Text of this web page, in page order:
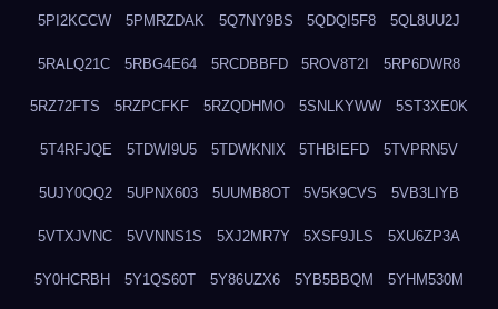
5PI2KCCW 5PMRZDAK 5Q7NY9BS 5QDQI5F8 5QL8UU2J
5RALQ21C 5RBG4E64 5RCDBBFD 5ROV8T2I 5RP6DWR8
5RZ72FTS 5RZPCFKF 5RZQDHMO 5SNLKYWW 5ST3XE0K
5T4RFJQE 5TDWI9U5 5TDWKNIX 5THBIEFD 5TVPRN5V
5UJY0QQ2 5UPNX603 5UUMB8OT 5V5K9CVS 5VB3LIYB
5VTXJVNC 5VVNNS1S 5XJ2MR7Y 5XSF9JLS 5XU6ZP3A
5Y0HCRBH 5Y1QS60T 5Y86UZX6 5YB5BBQM 5YHM530M